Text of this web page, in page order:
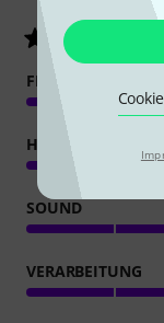
FEATURES
HANDLING
SOUND
VERARBEITUNG